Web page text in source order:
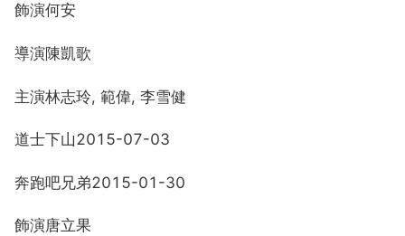
飾演何安
導演陳凱歌
主演林志玲, 範偉, 李雪健
道士下山2015-07-03
奔跑吧兄弟2015-01-30
飾演唐立果